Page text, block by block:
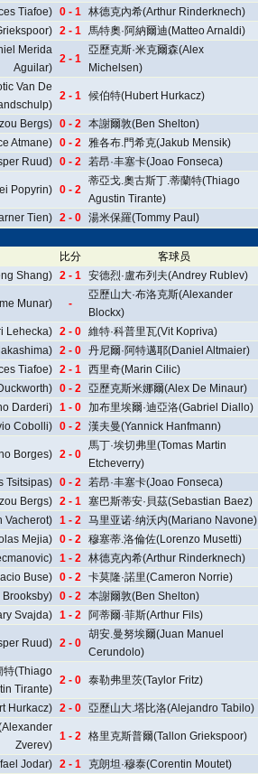
Tiafoe) 0 - 1 林德克內希(Arthur Rinderknech)
2 - 1 馬特奧·阿納爾迪(Matteo Arnaldi)
Merida
Aguilar)
2 - 1
亞歷克斯·米克爾森(Alex
Michelsen)
Van De
2 - 1 候伯特(Hubert Hurkacz)
Bergs) 0 - 2 本謝爾敦(Ben Shelton)
Atmane) 0 - 2 雅各布.門希克(Jakub Mensik)
Ruud) 0 - 2 若昂·丰塞卡(Joao Fonseca)
Popyrin) 0 - 2
蒂亞戈.奧古斯丁.蒂蘭特(Thiago
Agustin Tirante)
Tien) 2 - 0 湯米保羅(Tommy Paul)
比分 客球员
Shang) 2 - 1 安德烈·盧布列夫(Andrey Rublev)
Munar) -
亞歷山大·布洛克斯(Alexander
Blockx)
Lehecka) 2 - 0 維特·科普里瓦(Vit Kopriva)
2 - 0 丹尼爾·阿特邁耶(Daniel Altmaier)
Tiafoe) 2 - 1 西里奇(Marin Cilic)
0 - 2 亞歷克斯米娜爾(Alex De Minaur)
Darderi) 1 - 0 加布里埃爾·迪亞洛(Gabriel Diallo)
Cobolli) 0 - 2 漢夫曼(Yannick Hanfmann)
Borges) 2 - 0
馬丁·埃切弗里(Tomas Martin
Etcheverry)
Tsitsipas) 0 - 2 若昂·丰塞卡(Joao Fonseca)
Bergs) 2 - 1 塞巴斯蒂安·貝茲(Sebastian Baez)
Vacherot) 1 - 2 马里亚诺·纳沃内(Mariano Navone)
Mejia) 0 - 2 穆塞蒂.洛倫佐(Lorenzo Musetti)
1 - 2 林德克內希(Arthur Rinderknech)
Buse) 0 - 2 卡莫隆·諾里(Cameron Norrie)
Brooksby) 0 - 2 本謝爾敦(Ben Shelton)
Svajda) 1 - 2 阿蒂爾·菲斯(Arthur Fils)
Ruud) 2 - 0
胡安.曼努埃爾(Juan Manuel
Cerundolo)
特(Thiago
Tirante)
2 - 0 泰勒弗里茨(Taylor Fritz)
Hurkacz) 2 - 0 亞歷山大.塔比洛(Alejandro Tabilo)
Zverev)
1 - 2 格里克斯普爾(Tallon Griekspoor)
Jodar) 2 - 1 克朗坦·穆泰(Corentin Moutet)